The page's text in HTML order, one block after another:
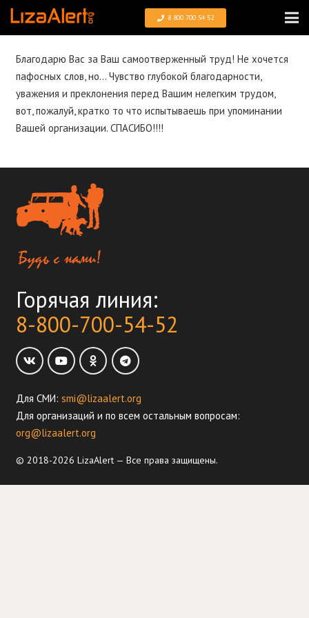
8 800 700 54 52
Благодарю Вас за Ваш самоотверженный труд! Не хочется
пафосных слов, но… Чувство глубокой благодарности,
уважения и преклонения перед Вашим нелегким трудом,
вот, пожалуй, кратко то что испытываешь при упоминании
Вашей организации. СПАСИБО!!!!
Горячая линия:
8-800-700-54-52
Для СМИ: smi@lizaalert.org
Для организаций и по всем остальным вопросам:
org@lizaalert.org
© 2018-2026 LizaAlert — Все права защищены.